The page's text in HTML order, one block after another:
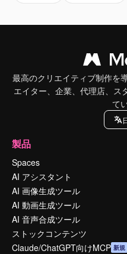
最高のクリエイティブ制作を
エイター、企業、代理店、ス
て
製品
Spaces
AI アシスタント
AI 画像生成ツール
AI 動画生成ツール
AI 音声合成ツール
ストックコンテンツ
Claude/ChatGPT向けMCP 新規